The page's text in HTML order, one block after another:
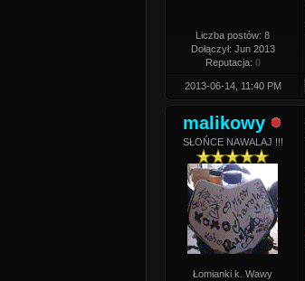
Liczba postów: 8
Dołączył: Jun 2013
Reputacja: 0
2013-06-14, 11:40 PM
malikowy
SŁOŃCE NAWALAJ !!!
Łomianki k. Wawy